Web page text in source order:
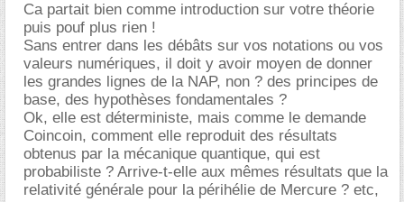
Ca partait bien comme introduction sur votre théorie
puis pouf plus rien !
Sans entrer dans les débâts sur vos notations ou vos
valeurs numériques, il doit y avoir moyen de donner
les grandes lignes de la NAP, non ? des principes de
base, des hypothèses fondamentales ?
Ok, elle est déterministe, mais comme le demande
Coincoin, comment elle reproduit des résultats
obtenus par la mécanique quantique, qui est
probabiliste ? Arrive-t-elle aux mêmes résultats que la
relativité générale pour la périhélie de Mercure ? etc,